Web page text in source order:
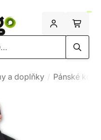
a doplňky Pánské